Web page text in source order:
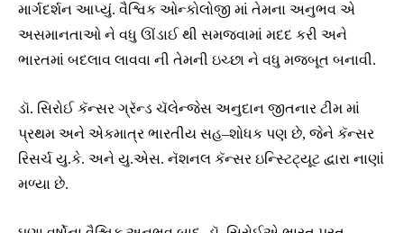
માર્ગદર્શન આપ્યું. વૈશ્વિક ઓન્કોલોજી માં તેમના અનુભવ એ
અસમાનતાઓ ને વધુ ઊંડાઈ થી સમજવામાં મદદ કરી અને
ભારતમાં બદલાવ લાવવા ની તેમની ઇચ્છા ને વધુ મજબૂત બનાવી.
ડૉ. સિરોઈ કૅન્સર ગ્રૅન્ડ ચૅલેન્જેસ અનુદાન જીતનાર ટીમ માં
પ્રથમ અને એકમાત્ર ભારતીય સહ–શોધક પણ છે, જેને કૅન્સર
રિસર્ચ યુ.કે. અને યુ.એસ. નૅશનલ કૅન્સર ઇન્સ્ટિટ્યૂટ દ્વારા નાણાં
મળ્યા છે.